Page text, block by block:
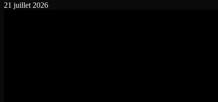
21 juillet 2026